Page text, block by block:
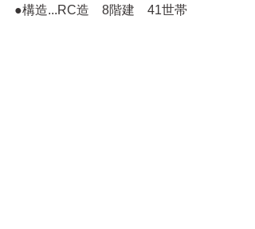
●構造...RC造　8階建　41世帯